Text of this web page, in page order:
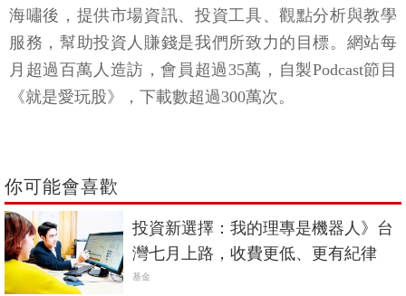
海嘯後，提供市場資訊、投資工具、觀點分析與教學
服務，幫助投資人賺錢是我們所致力的目標。網站每
月超過百萬人造訪，會員超過35萬，自製Podcast節目
《就是愛玩股》，下載數超過300萬次。
你可能會喜歡
投資新選擇：我的理專是機器人》台
灣七月上路，收費更低、更有紀律
基金